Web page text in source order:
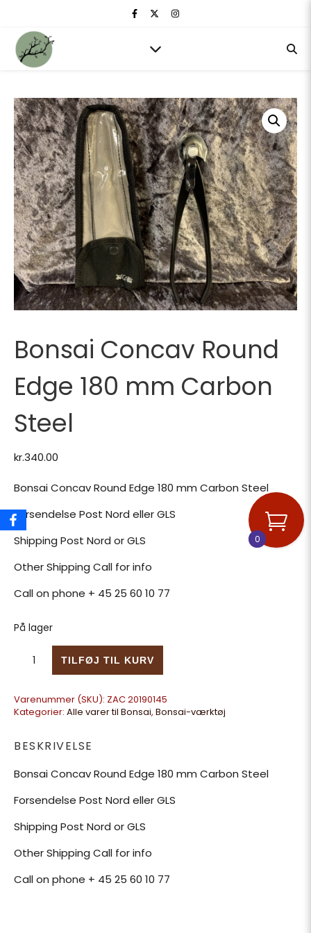
Bonsai Concav Round
Edge 180 mm Carbon
Steel
kr.340.00
Bonsai Concav Round Edge 180 mm Carbon Steel
Forsendelse Post Nord eller GLS
Shipping Post Nord or GLS
Other Shipping Call for info
Call on phone + 45 25 60 10 77
På lager
TILFØJ TIL KURV
Varenummer (SKU): ZAC 20190145
Kategorier: Alle varer til Bonsai, Bonsai-værktøj
BESKRIVELSE
Bonsai Concav Round Edge 180 mm Carbon Steel
Forsendelse Post Nord eller GLS
Shipping Post Nord or GLS
Other Shipping Call for info
Call on phone + 45 25 60 10 77
0